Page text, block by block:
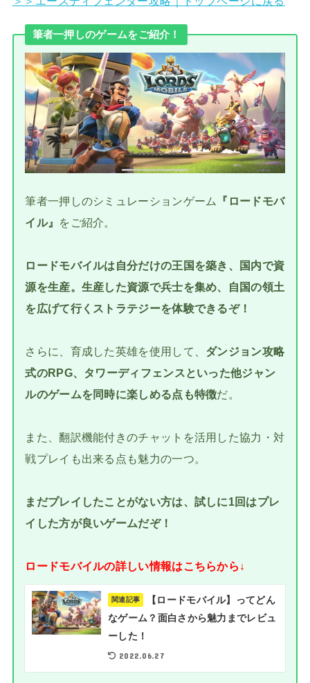
筆者一押しのゲームをご紹介！
筆者一押しのシミュレーションゲーム
『ロードモバ
イル』 をご紹介。
ロードモバイルは自分だけの王国を築き、国内で資
源を生産。生産した資源で兵士を集め、自国の領土
を広げて行くストラテジーを体験できるぞ！
さらに、育成した英雄を使用して、 ダンジョン攻略
式のRPG、タワーディフェンスといった他ジャン
ルのゲームを同時に楽しめる点も特徴だ。
また、翻訳機能付きのチャットを活用した協力・対
戦プレイも出来る点も魅力の一つ。
まだプレイしたことがない方は、試しに1回はプレ
イした方が良いゲームだぞ！
ロードモバイルの詳しい情報はこちらから↓
関連記事
【ロードモバイル】ってどん
なゲーム？面白さから魅力までレビュ
ーした！
2022.06.27